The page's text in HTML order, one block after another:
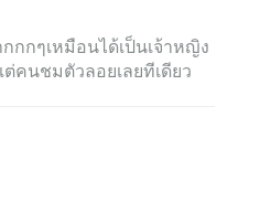
กกๆเหมือนได้เป็นเจ้าหญิง
คนชมตัวลอยเลยทีเดียว